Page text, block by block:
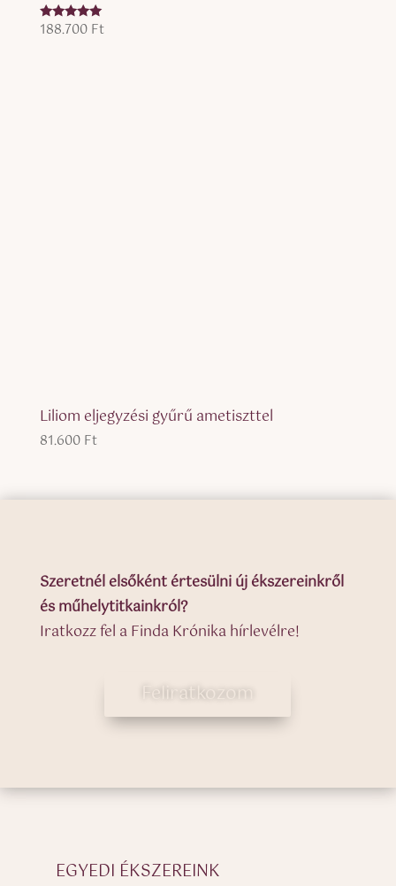
Értékelés:
188.700 Ft
Liliom eljegyzési gyűrű ametiszttel
81.600 Ft
Szeretnél elsőként értesülni új ékszereinkről
és műhelytitkainkról?
Iratkozz fel a Finda Krónika hírlevélre!
Feliratkozom
EGYEDI ÉKSZEREINK